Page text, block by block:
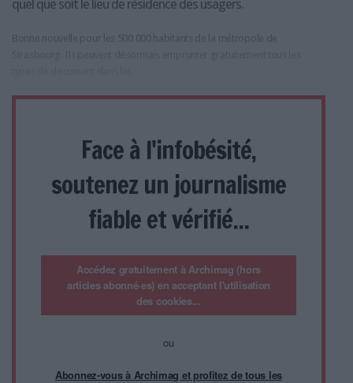
quel que soit le lieu de résidence des usagers.
Bonne nouvelle pour les 500 000 habitants de la métropole de
Face à l'infobésité,
soutenez un journalisme
fiable et vérifié...
Accédez gratuitement à Archimag (hors
articles abonné·es) en acceptant l'utilisation
des cookies...
ou
Abonnez-vous à Archimag et profitez de tous les